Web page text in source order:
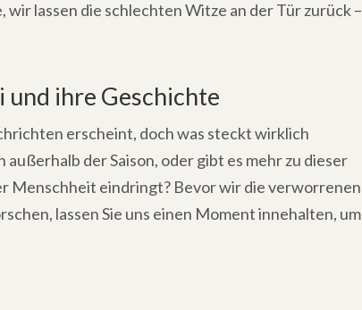
lassen die schlechten Witze an der Tür zurück –
ihre Geschichte
erscheint, doch was steckt wirklich
der Saison, oder gibt es mehr zu dieser
Menschheit eindringt? Bevor wir die verworrenen
lassen Sie uns einen Moment innehalten, um